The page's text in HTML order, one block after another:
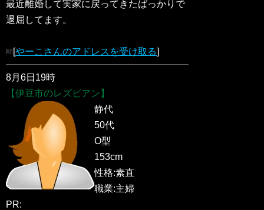
最近離婚して実家に戻ってきたばっかりで
退屈してます。
[やーこさんのアドレスを受け取る]
8月6日19時
【伊豆市のレズビアン】
静代
50代
O型
153cm
性格:素直
職業:主婦
PR: